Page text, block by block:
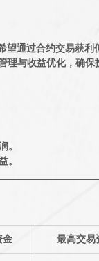
望通过合约交易获利
理与收益优化，确保
。
。
金 最高交易